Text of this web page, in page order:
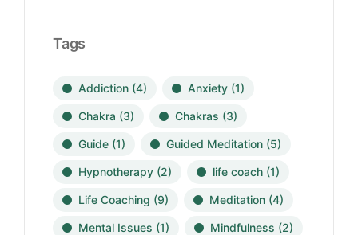
Tags
Addiction (4) Anxiety (1)
Chakra (3) Chakras (3)
Guide (1) Guided Meditation (5)
Hypnotherapy (2) life coach (1)
Life Coaching (9) Meditation (4)
Mental Issues (1) Mindfulness (2)